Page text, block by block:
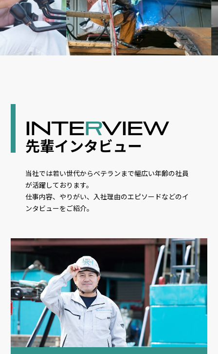
INTERVIEW
先輩インタビュー
当社では若い世代からベテランまで幅広い年齢の社員
が活躍しております。
仕事内容、やりがい、入社理由のエピソードなどのイ
ンタビューをご紹介。